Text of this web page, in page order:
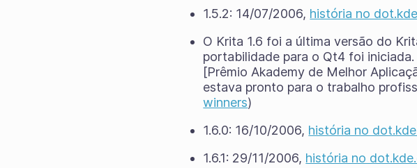
1.5.2: 14/07/2006, história no
O Krita 1.6 foi a última versão do
portabilidade para o Qt4 foi
[Prêmio Akademy de Melhor
estava pronto para o trabalho
winners)
1.6.0: 16/10/2006, história no
1.6.1: 29/11/2006, história no